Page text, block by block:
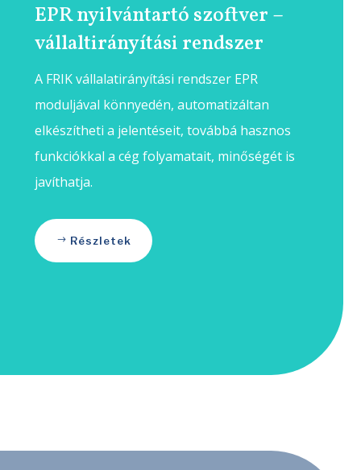
EPR nyilvántartó szoftver –
vállaltirányítási rendszer
A FRIK vállalatirányítási rendszer EPR
moduljával könnyedén, automatizáltan
elkészítheti a jelentéseit, továbbá hasznos
funkciókkal a cég folyamatait, minőségét is
javíthatja.
Részletek